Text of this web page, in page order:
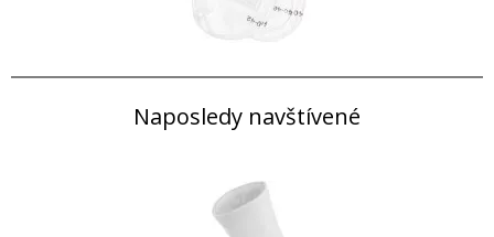
Naposledy navštívené